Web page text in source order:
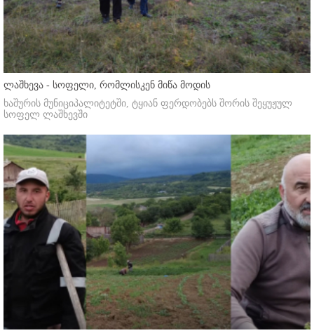
ლაშხევა - სოფელი, რომლისკენ მიწა მოდის
ხაშურის მუნიციპალიტეტში, ტყიან ფერდობებს შორის შეყუჟულ
სოფელ ლაშხევში